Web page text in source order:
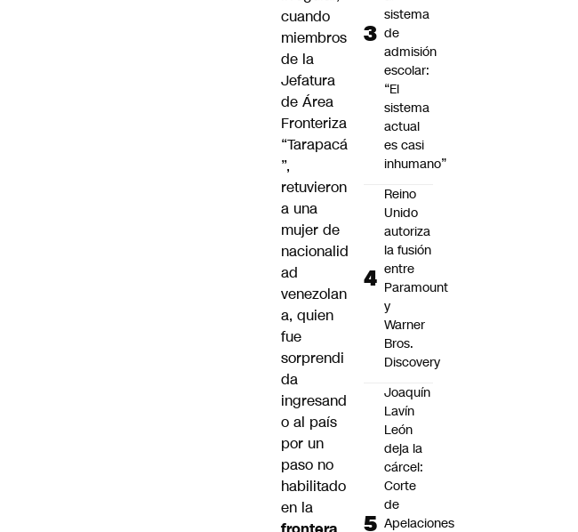
cuando
miembros
de la
Jefatura
de Área
Fronteriza
“Tarapacá
”,
retuvieron
a una
mujer de
nacionalid
ad
venezolan
a, quien
fue
sorprendi
da
ingresand
o al país
por un
paso no
habilitado
en la
sistema
de
admisión
escolar:
“El
sistema
actual
es casi
inhumano”
Reino
Unido
autoriza
la fusión
entre
Paramount
y
Warner
Bros.
Discovery
Joaquín
Lavín
León
deja la
cárcel:
Corte
de
Apelaciones